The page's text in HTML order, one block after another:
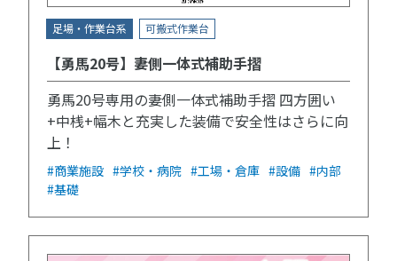
足場・作業台系 可搬式作業台
【勇馬20号】妻側一体式補助手摺
勇馬20号専用の妻側一体式補助手摺 四方囲い
+中桟+幅木と充実した装備で安全性はさらに向
上！
#商業施設 #学校・病院 #工場・倉庫 #設備 #内部
#基礎